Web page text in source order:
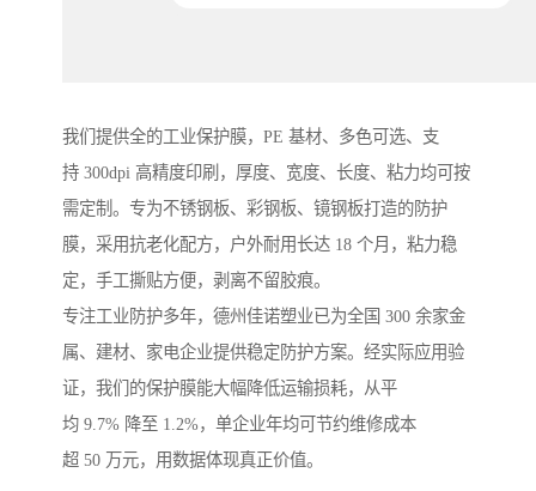
我们提供全的工业保护膜，PE 基材、多色可选、支
持 300dpi 高精度印刷，厚度、宽度、长度、粘力均可按
需定制。专为不锈钢板、彩钢板、镜钢板打造的防护
膜，采用抗老化配方，户外耐用长达 18 个月，粘力稳
定，手工撕贴方便，剥离不留胶痕。
专注工业防护多年，德州佳诺塑业已为全国 300 余家金
属、建材、家电企业提供稳定防护方案。经实际应用验
证，我们的保护膜能大幅降低运输损耗，从平
均 9.7% 降至 1.2%，单企业年均可节约维修成本
超 50 万元，用数据体现真正价值。